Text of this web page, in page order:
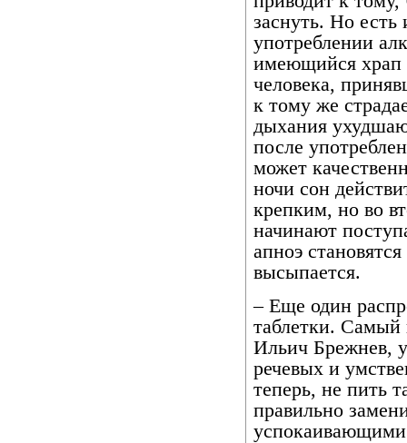
заснуть. Но есть
употреблении
имеющийся храп
человека,
к тому же
дыхания
после
может
ночи сон
крепким, но во
начинают
апноэ
высыпается.
– Еще один
таблетки.
Ильич Брежнев, у
речевых и
теперь, не пить
правильно
успокаивающими